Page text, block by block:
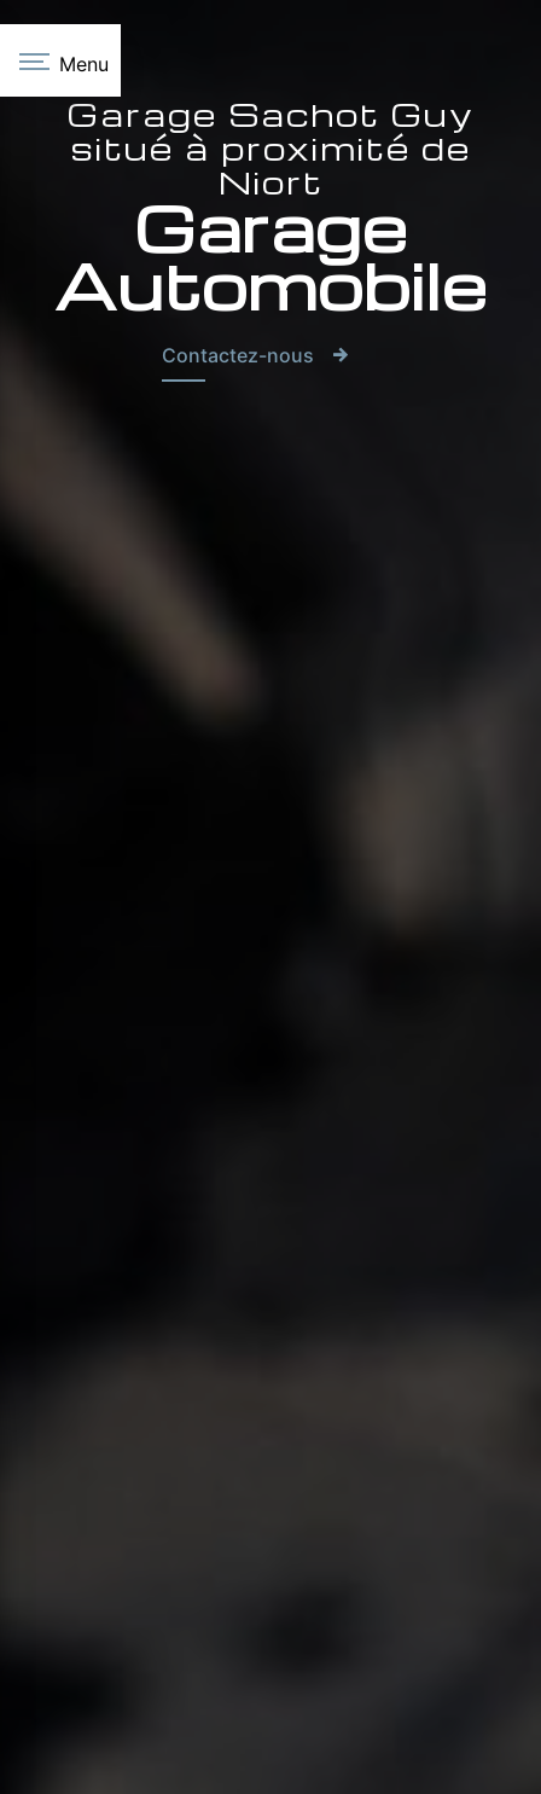
Menu
Garage Sachot Guy
situé à proximité de
Niort
Garage
Automobile
Contactez-nous